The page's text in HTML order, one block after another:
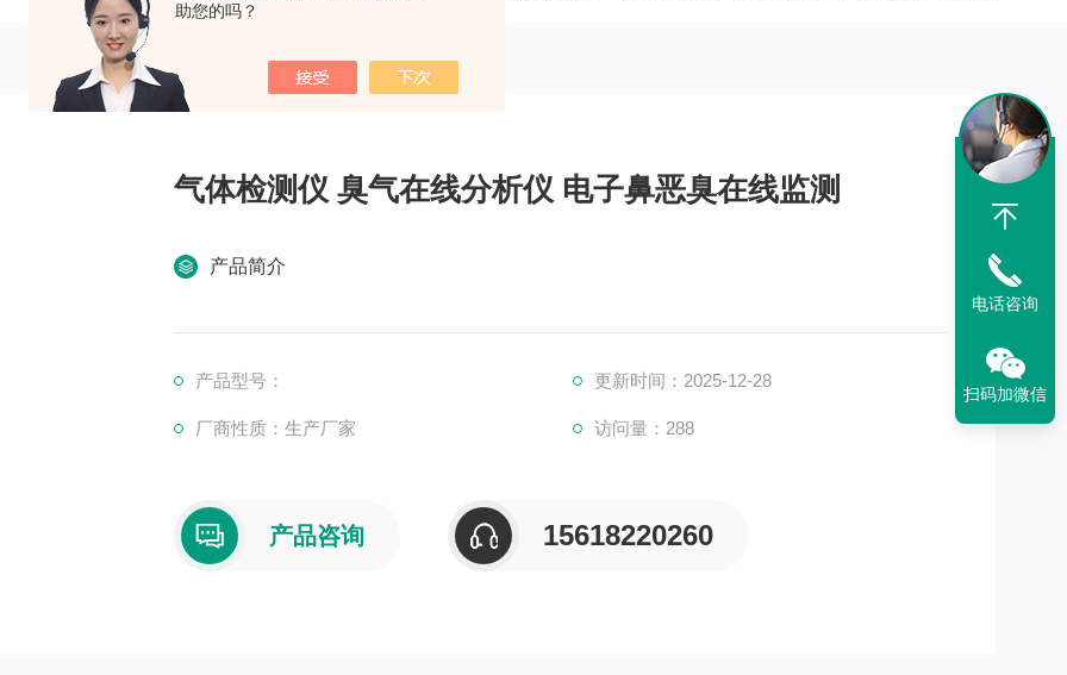
助您的吗？
气体检测仪 臭气在线分析仪 电子鼻恶臭在线监测
产品简介
产品型号： 更新时间：2025-12-28
厂商性质：生产厂家 访问量：288
产品咨询 15618220260
电话咨询
扫码加微信